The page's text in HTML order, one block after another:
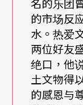
谭盾的《水
史卡拉歌剧
森巴赫与北
外，并曾邀
的市场反
水。热爱
两位好友
绝口，他
土文物得
的感恩与